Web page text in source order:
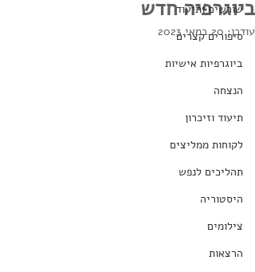
שורשים ותיעוד
סיפורים קצרים
ביוגרפיות אישיות
הנצחה
תיעוד וזיכרון
לקוחות ממליצים
תהליכים לנפש
היסטוריה
צילומים
הרצאות
ביוגרפיה חדש
עודכן:20 במאי 2023